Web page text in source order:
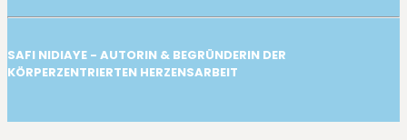
SAFI NIDIAYE - AUTORIN & BEGRÜNDERIN DER
KÖRPERZENTRIERTEN HERZENSARBEIT